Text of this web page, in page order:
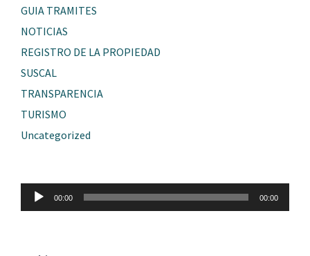
GUIA TRAMITES
NOTICIAS
REGISTRO DE LA PROPIEDAD
SUSCAL
TRANSPARENCIA
TURISMO
Uncategorized
Reproductor
audio
00:00 00:00